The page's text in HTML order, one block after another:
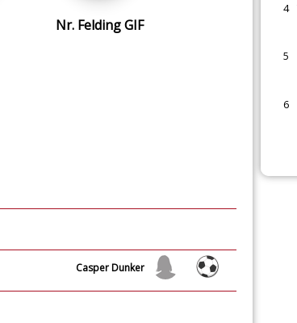
Nr. Felding GIF
Casper Dunker
4
5
6